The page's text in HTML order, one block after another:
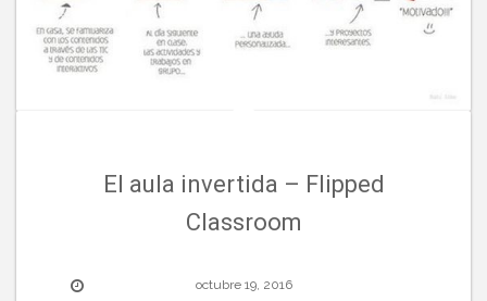
El aula invertida – Flipped
Classroom
octubre 19, 2016